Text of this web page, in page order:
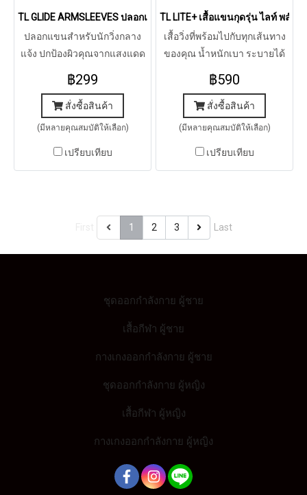
TL GLIDE ARMSLEEVES ปลอกแขนรุ่น ไกลด์ (ดำ)
ปลอกแขนสำหรับนักวิ่งกลาง
แจ้ง ปกป้องผิวคุณจากแสงแดด
เร็ว
฿299
สั่งซื้อสินค้า
(มีหลายคุณสมบัติให้เลือก)
เปรียบเทียบ
TL LITE+ เสื้อแขนกุดรุ่น ไลท์ พลัส (
เสื้อวิ่งที่พร้อมไปกับทุกเส้นทาง
ของคุณ น้ำหนักเบา ระบายได้
฿590
สั่งซื้อสินค้า
(มีหลายคุณสมบัติให้เลือก)
เปรียบเทียบ
1 2 3 Last
ชุดออกกำลังกาย ผู้ชาย
เสื้อกีฬา ผู้ชาย
กางเกงออกกำลังกาย ผู้ชาย
ชุดออกกำลังกาย ผู้หญิง
เสื้อกีฬา ผู้หญิง
กางเกงออกกำลังกาย ผู้หญิง